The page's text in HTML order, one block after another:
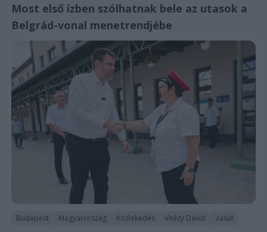
Most első ízben szólhatnak bele az utasok a
Belgrád-vonal menetrendjébe
Budapest Magyarország Közlekedés Vitézy Dávid Vasút